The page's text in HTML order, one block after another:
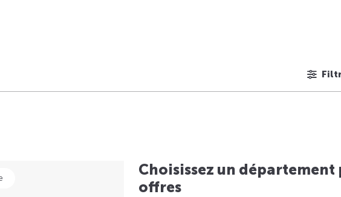
Choisissez un
offres